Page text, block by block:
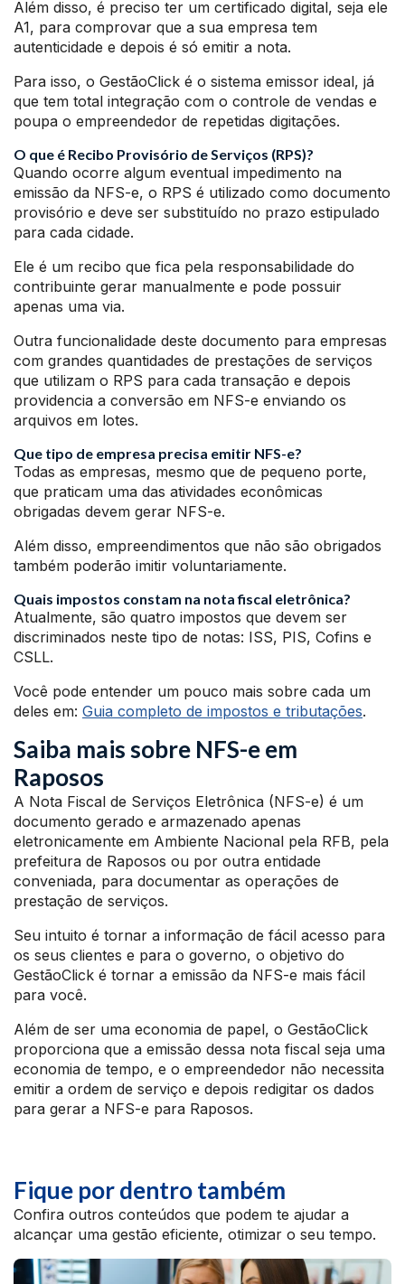
Além disso, é preciso ter um certificado digital, seja ele
A1, para comprovar que a sua empresa tem
autenticidade e depois é só emitir a nota.
Para isso, o GestãoClick é o sistema emissor ideal, já
que tem total integração com o controle de vendas e
poupa o empreendedor de repetidas digitações.
O que é Recibo Provisório de Serviços (RPS)?
Quando ocorre algum eventual impedimento na
emissão da NFS-e, o RPS é utilizado como documento
provisório e deve ser substituído no prazo estipulado
para cada cidade.
Ele é um recibo que fica pela responsabilidade do
contribuinte gerar manualmente e pode possuir
apenas uma via.
Outra funcionalidade deste documento para empresas
com grandes quantidades de prestações de serviços
que utilizam o RPS para cada transação e depois
providencia a conversão em NFS-e enviando os
arquivos em lotes.
Que tipo de empresa precisa emitir NFS-e?
Todas as empresas, mesmo que de pequeno porte,
que praticam uma das atividades econômicas
obrigadas devem gerar NFS-e.
Além disso, empreendimentos que não são obrigados
também poderão imitir voluntariamente.
Quais impostos constam na nota fiscal eletrônica?
Atualmente, são quatro impostos que devem ser
discriminados neste tipo de notas: ISS, PIS, Cofins e
CSLL.
Você pode entender um pouco mais sobre cada um
deles em: Guia completo de impostos e tributações.
Saiba mais sobre NFS-e em
Raposos
A Nota Fiscal de Serviços Eletrônica (NFS-e) é um
documento gerado e armazenado apenas
eletronicamente em Ambiente Nacional pela RFB, pela
prefeitura de Raposos ou por outra entidade
conveniada, para documentar as operações de
prestação de serviços.
Seu intuito é tornar a informação de fácil acesso para
os seus clientes e para o governo, o objetivo do
GestãoClick é tornar a emissão da NFS-e mais fácil
para você.
Além de ser uma economia de papel, o GestãoClick
proporciona que a emissão dessa nota fiscal seja uma
economia de tempo, e o empreendedor não necessita
emitir a ordem de serviço e depois redigitar os dados
para gerar a NFS-e para Raposos.
Fique por dentro também
Confira outros conteúdos que podem te ajudar a
alcançar uma gestão eficiente, otimizar o seu tempo.